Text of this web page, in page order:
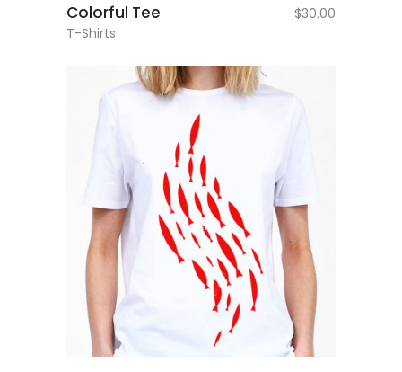
Colorful Tee $30.00
T-Shirts